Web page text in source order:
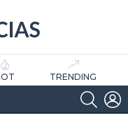
TRENDING